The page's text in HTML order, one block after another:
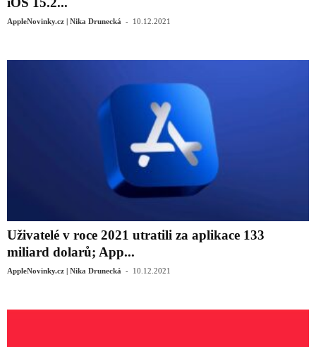
AppleNovinky.cz | Nika Drunecká - 10.12.2021
Uživatelé v roce 2021 utratili za aplikace 133
miliard dolarů; App...
AppleNovinky.cz | Nika Drunecká - 10.12.2021